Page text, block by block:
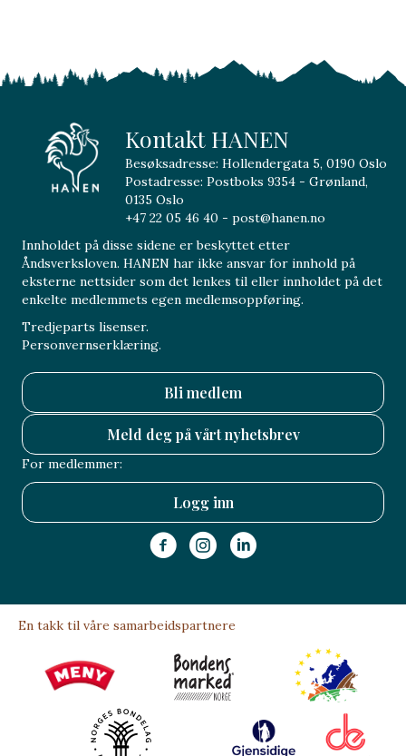
Kontakt HANEN
Besøksadresse: Hollendergata 5, 0190 Oslo
Postadresse: Postboks 9354 - Grønland,
0135 Oslo
+47 22 05 46 40 - post@hanen.no
Innholdet på disse sidene er beskyttet etter
Åndsverksloven. HANEN har ikke ansvar for innhold på
eksterne nettsider som det lenkes til eller innholdet på det
enkelte medlemmets egen medlemsoppføring.
Tredjeparts lisenser.
Personvernserklæring.
Bli medlem
Meld deg på vårt nyhetsbrev
For medlemmer:
Logg inn
En takk til våre samarbeidspartnere